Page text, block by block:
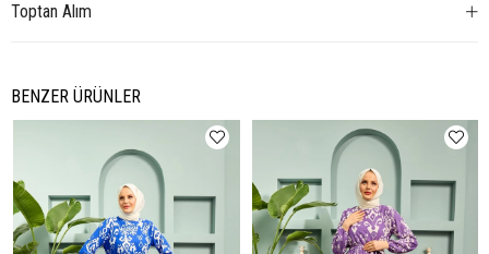
Toptan Alım
BENZER ÜRÜNLER